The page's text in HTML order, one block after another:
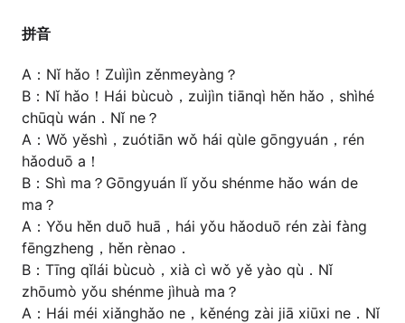
拼音
A：Nǐ hǎo！Zuìjìn zěnmeyàng？
B：Nǐ hǎo！Hái bùcuò，zuìjìn tiānqì hěn hǎo，shìhé
chūqù wán．Nǐ ne？
A：Wǒ yěshì，zuótiān wǒ hái qùle gōngyuán，rén
hǎoduō a！
B：Shì ma？Gōngyuán lǐ yǒu shénme hǎo wán de
ma？
A：Yǒu hěn duō huā，hái yǒu hǎoduō rén zài fàng
fēngzheng，hěn rènao．
B：Tīng qǐlái bùcuò，xià cì wǒ yě yào qù．Nǐ
zhōumò yǒu shénme jìhuà ma？
A：Hái méi xiǎnghǎo ne，kěnéng zài jiā xiūxi ne．Nǐ